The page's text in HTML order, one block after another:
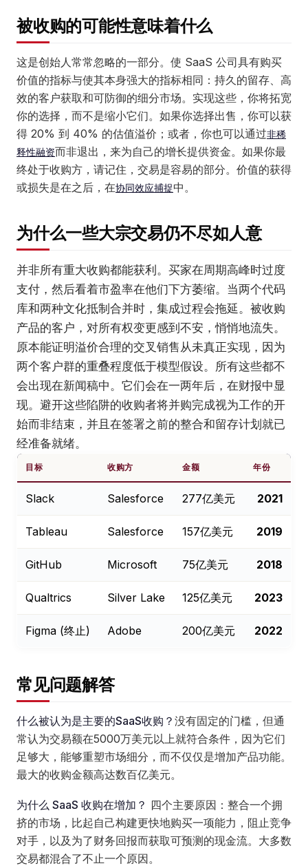
被收购的可能性意味着什么
这是创始人常常忽略的一部分。使 SaaS 公司具有购买
价值的指标与使其本身强大的指标相同：持久的留存、高
效的客户获取和可防御的细分市场。实现这些，你将拓宽
你的选择，而不是缩小它们。如果你选择出售，你可以获
得 20% 到 40% 的估值溢价；或者，你也可以通过非稀
释性融资而非退出，来为自己的增长提供资金。如果你最
终处于收购方，请记住，交易是容易的部分。价值的获得
或损失是在之后，在协同效应捕捉中。
为什么一些大宗交易仍不尽如人意
并非所有重大收购都能获利。买家在周期高峰时过度
支付，然后看着市盈率在他们下方萎缩。当两个代码
库和两种文化抵制合并时，集成过程会拖延。被收购
产品的客户，对所有权变更感到不安，悄悄地流失。
原本能证明溢价合理的交叉销售从未真正实现，因为
两个客户群的重叠程度低于模型假设。所有这些都不
会出现在新闻稿中。它们会在一两年后，在财报中显
现。避开这些陷阱的收购者将并购完成视为工作的开
始而非结束，并且在签署之前的整合和留存计划就已
经准备就绪。
目标 收购方 金额 年份
Slack Salesforce 277亿美元 2021
Tableau Salesforce 157亿美元 2019
GitHub Microsoft 75亿美元 2018
Qualtrics Silver Lake 125亿美元 2023
Figma (终止) Adobe 200亿美元 2022
常见问题解答
什么被认为是主要的SaaS收购？ 没有固定的门槛，但通
常认为交易额在5000万美元以上就符合条件，因为它们
足够大，能够重塑市场细分，而不仅仅是增加产品功能。
最大的收购金额高达数百亿美元。
为什么 SaaS 收购在增加？ 四个主要原因：整合一个拥
挤的市场，比起自己构建更快地购买一项能力，阻止竞争
对手，以及为了财务回报而获取可预测的现金流。大多数
交易都混合了不止一个原因。